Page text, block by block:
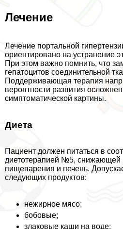
Лечение
Лечение портальной
ориентировано на устранение
При этом важно помнить, что
гепатоцитов соединительной
Поддерживающая терапия
вероятности развития
симптоматической картины.
Диета
Пациент должен питаться в
диетотерапией №5, снижающей
пищеварения и печень.
следующих продуктов:
нежирное мясо;
бобовые;
злаковые каши на воде;